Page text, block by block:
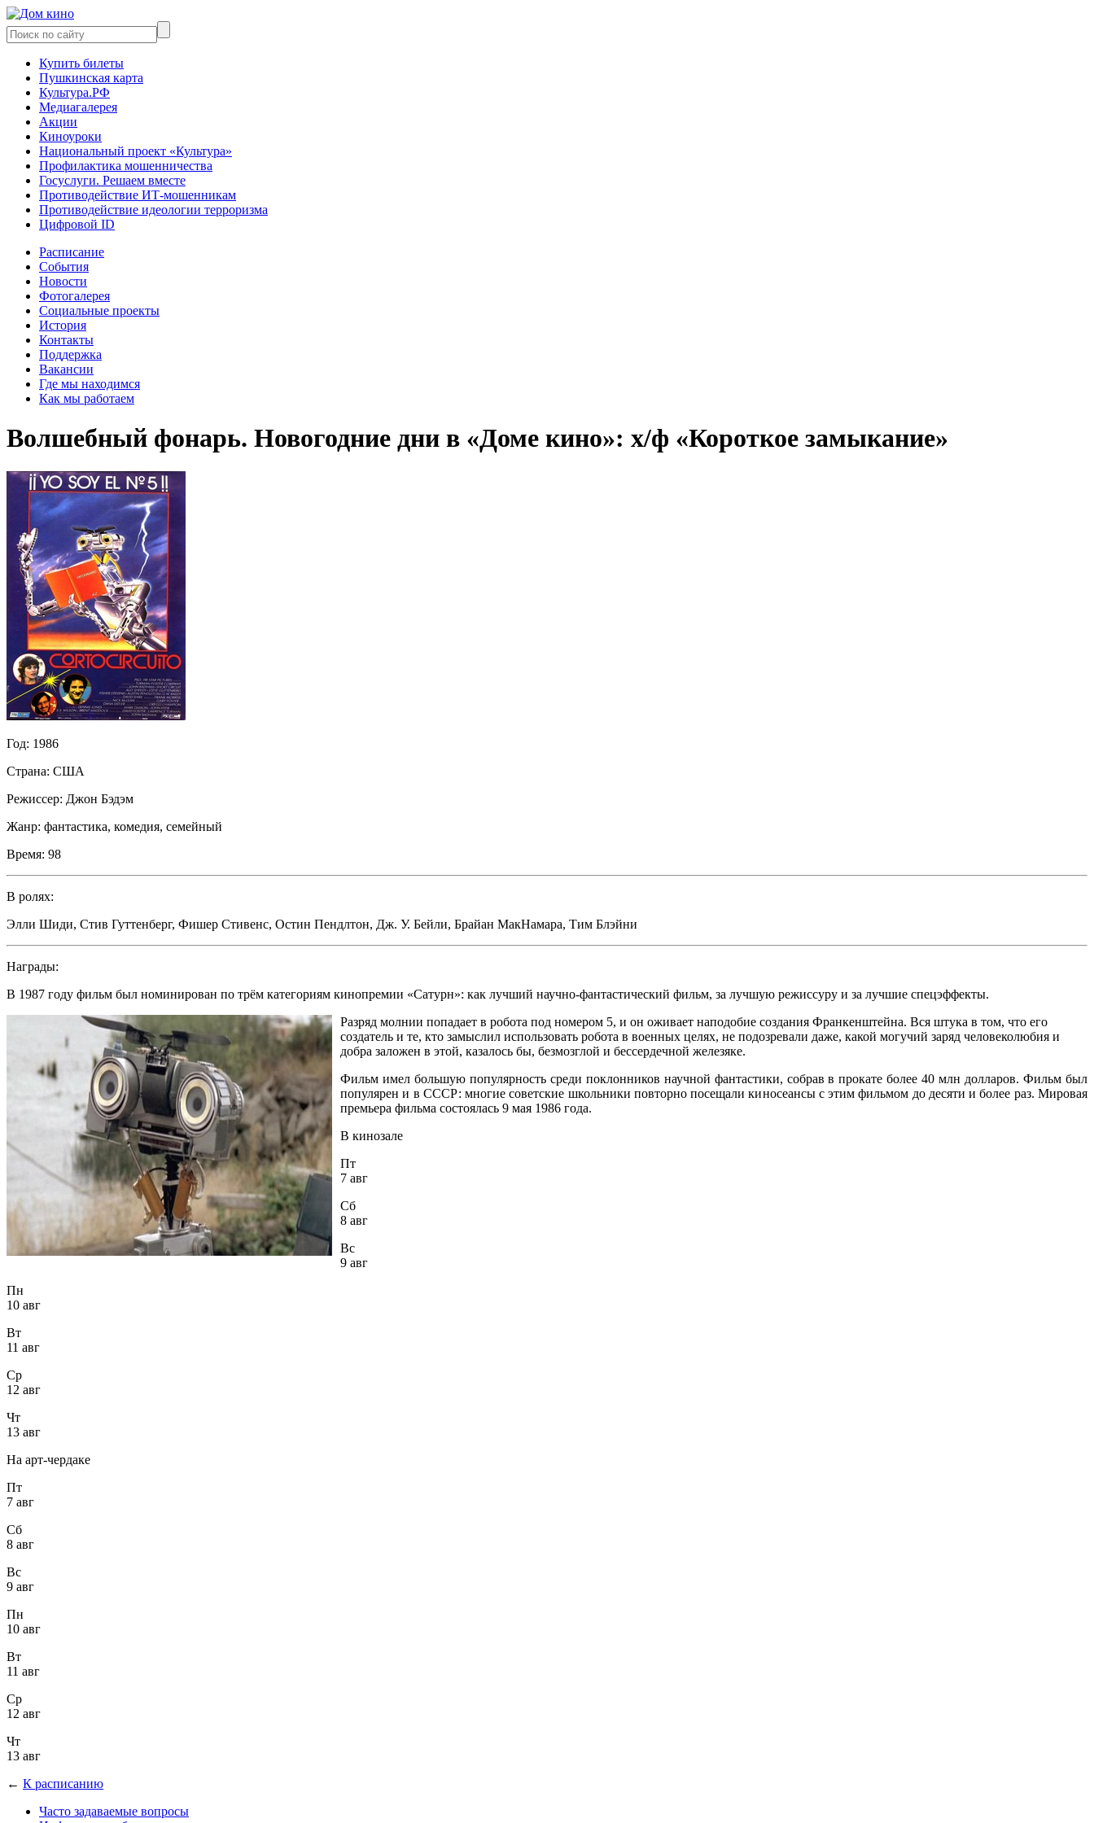
Купить билеты
Пушкинская карта
Культура.РФ
Медиагалерея
Акции
Киноуроки
Национальный проект «Культура»
Профилактика мошенничества
Госуслуги. Решаем вместе
Противодействие ИТ-мошенникам
Противодействие идеологии терроризма
Цифровой ID
Расписание
События
Новости
Фотогалерея
Социальные проекты
История
Контакты
Поддержка
Вакансии
Где мы находимся
Как мы работаем
Волшебный фонарь. Новогодние дни в «Доме кино»: х/ф «Короткое замыкание»
Год: 1986
Страна: США
Режиссер: Джон Бэдэм
Жанр: фантастика, комедия, семейный
Время: 98
В ролях:
Элли Шиди, Стив Гуттенберг, Фишер Стивенс, Остин Пендлтон, Дж. У. Бейли, Брайан МакНамара, Тим Блэйни
Награды:
В 1987 году фильм был номинирован по трём категориям кинопремии «Сатурн»: как лучший научно-фантастический фильм, за лучшую режиссуру и за лучшие спецэффекты.
Разряд молнии попадает в робота под номером 5, и он оживает наподобие создания Франкенштейна. Вся штука в том, что его
создатель и те, кто замыслил использовать робота в военных целях, не подозревали даже, какой могучий заряд человеколюбия и
добра заложен в этой, казалось бы, безмозглой и бессердечной железяке.
Фильм имел большую популярность среди поклонников научной фантастики, собрав в прокате более 40 млн долларов. Фильм был
популярен и в СССР: многие советские школьники повторно посещали киносеансы с этим фильмом до десяти и более раз. Мировая
премьера фильма состоялась 9 мая 1986 года.
В кинозале
Пт
7 авг
Сб
8 авг
Вс
9 авг
Пн
10 авг
Вт
11 авг
Ср
12 авг
Чт
13 авг
На арт-чердаке
Пт
7 авг
Сб
8 авг
Вс
9 авг
Пн
10 авг
Вт
11 авг
Ср
12 авг
Чт
13 авг
← К расписанию
Часто задаваемые вопросы